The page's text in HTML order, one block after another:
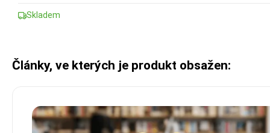
Skladem
Články, ve kterých je produkt obsažen: